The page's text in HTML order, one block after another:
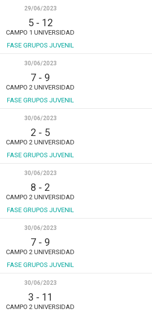
29/06/2023
5- 12
CAMPO 1 UNIVERSIDAD
FASE GRUPOS JUVENIL
30/06/2023
7 - 9
CAMPO 2 UNIVERSIDAD
FASE GRUPOS JUVENIL
30/06/2023
2 - 5
CAMPO 2 UNIVERSIDAD
FASE GRUPOS JUVENIL
30/06/2023
8 - 2
CAMPO 2 UNIVERSIDAD
FASE GRUPOS JUVENIL
30/06/2023
7 - 9
CAMPO 2 UNIVERSIDAD
FASE GRUPOS JUVENIL
30/06/2023
3 - 11
CAMPO 2 UNIVERSIDAD